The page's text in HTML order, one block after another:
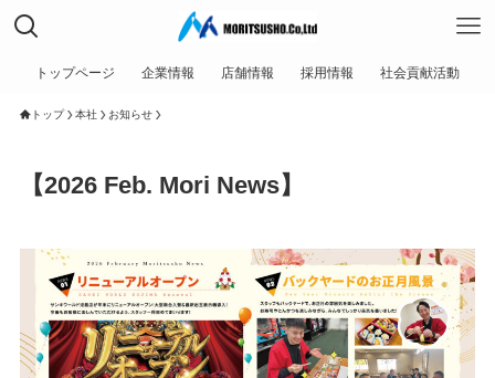
トップページ 企業情報 店舗情報 採用情報 社会貢献活動
トップ 本社 お知らせ
【2026 Feb. Mori News】